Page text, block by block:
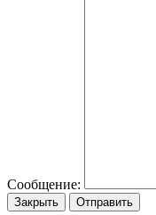
Сообщение:
Закрыть Отправить